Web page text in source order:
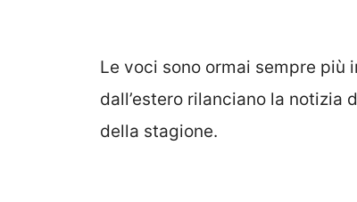
Le voci sono ormai sempre
dall’estero rilanciano la notizia
della stagione.